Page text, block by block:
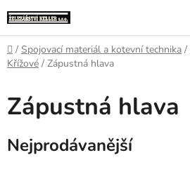
na
obsah
Domů
/ Spojovací materiál a kotevní technika /
Křížové / Zápustná hlava
Zápustná hlava
Nejprodávanější